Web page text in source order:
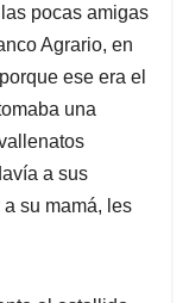
pocas amigas
Agrario, en
ese era el
una
a sus
su mamá, les